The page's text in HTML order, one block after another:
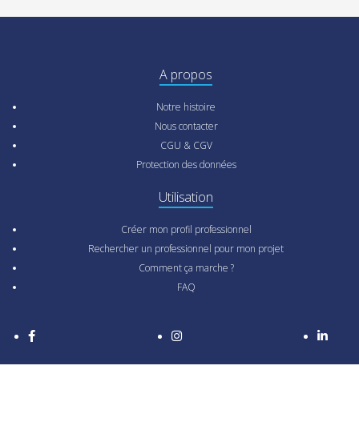
A propos
Notre histoire
Nous contacter
CGU & CGV
Protection des données
Utilisation
Créer mon profil professionnel
Rechercher un professionnel pour mon projet
Comment ça marche ?
FAQ